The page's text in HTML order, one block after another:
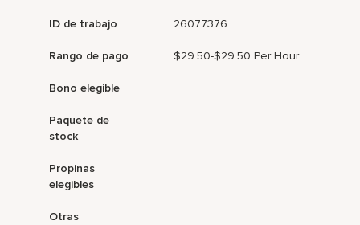
ID de trabajo 26077376
Rango de pago $29.50-$29.50 Per Hour
Bono elegible
Paquete de
stock
Propinas
elegibles
Otras